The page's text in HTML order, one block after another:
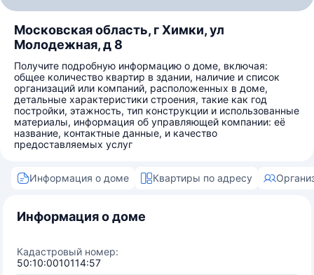
Московская область, г Химки, ул
Молодежная, д 8
Получите подробную информацию о доме, включая:
общее количество квартир в здании, наличие и список
организаций или компаний, расположенных в доме,
детальные характеристики строения, такие как год
постройки, этажность, тип конструкции и использованные
материалы, информация об управляющей компании: её
название, контактные данные, и качество
предоставляемых услуг
Информация о доме Квартиры по адресу
Информация о доме
Кадастровый номер:
50:10:0010114:57